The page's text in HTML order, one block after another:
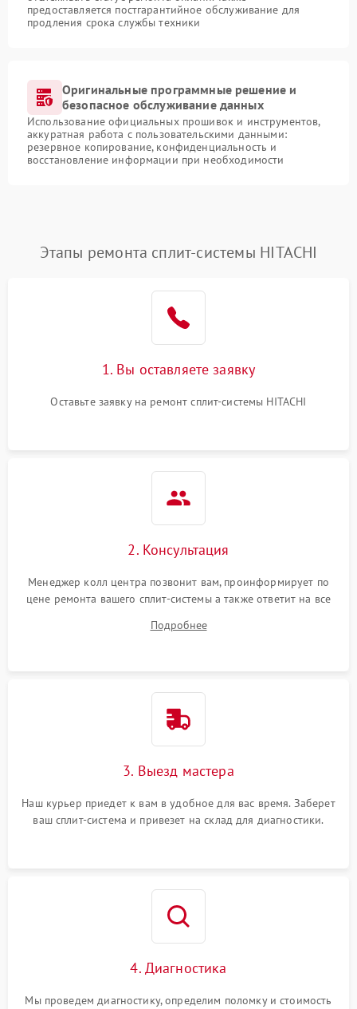
предоставляется постгарантийное обслуживание для
продления срока службы техники
Оригинальные программные решение и
безопасное обслуживание данных
Использование официальных прошивок и инструментов,
аккуратная работа с пользовательскими данными:
резервное копирование, конфиденциальность и
восстановление информации при необходимости
Этапы ремонта сплит-системы HITACHI
1. Вы оставляете заявку
Оставьте заявку на ремонт сплит-системы HITACHI
2. Консультация
Менеджер колл центра позвонит вам, проинформирует по
цене ремонта вашего сплит-системы а также ответит на все
Подробнее
3. Выезд мастера
Наш курьер приедет к вам в удобное для вас время. Заберет
ваш сплит-система и привезет на склад для диагностики.
4. Диагностика
Мы проведем диагностику, определим поломку и стоимость